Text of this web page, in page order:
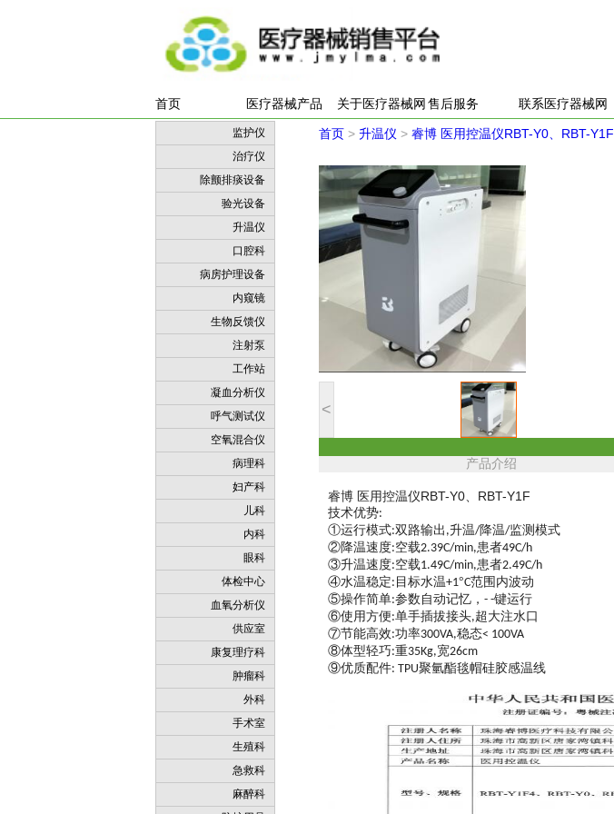
首页 医疗器械产品 关于医疗器械网售后服务 联系医疗器械网
监护仪
治疗仪
除颤排痰设备
验光设备
升温仪
口腔科
病房护理设备
内窥镜
生物反馈仪
注射泵
工作站
凝血分析仪
呼气测试仪
空氧混合仪
病理科
妇产科
儿科
内科
眼科
体检中心
血氧分析仪
供应室
康复理疗科
肿瘤科
外科
手术室
生殖科
急救科
麻醉科
首页 > 升温仪 > 睿博 医用控温仪RBT-Y0、RBT-Y1F
<
产品介绍
睿博 医用控温仪RBT-Y0、RBT-Y1F
技术优势:
①运行模式:双路输出 ,升温/降温/监测模式
②降温速度:空载2.39C/min,患者49C/h
③升温速度:空载1.49C/min,患者2.49C/h
④水温稳定: 目标水温+1°C范围内波动
⑤操作简单:参数自动记忆， - -键运行
⑥使用方便:单手插拔接头,超大注水口
⑦节能高效:功率300VA,稳态< 100VA
⑧体型轻巧:重35Kg,宽26cm
⑨优质配件: TPU聚氫酯毯帽硅胶感温线